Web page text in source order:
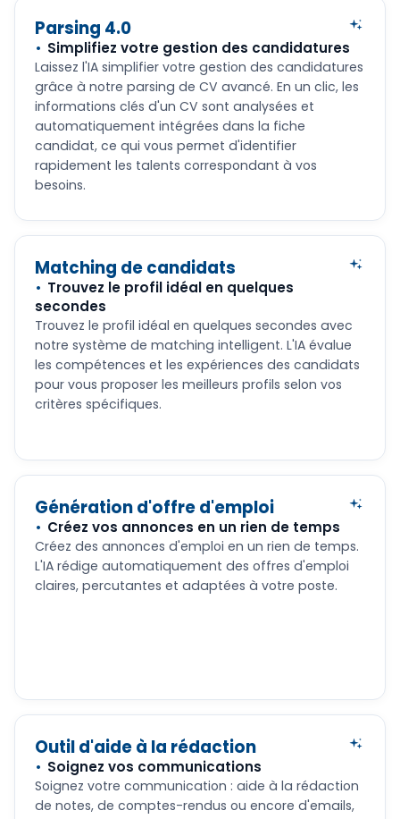
Parsing 4.0
Simplifiez votre gestion des candidatures
Laissez l'IA simplifier votre gestion des candidatures
grâce à notre parsing de CV avancé. En un clic, les
informations clés d'un CV sont analysées et
automatiquement intégrées dans la fiche
candidat, ce qui vous permet d'identifier
rapidement les talents correspondant à vos
besoins.
Matching de candidats
Trouvez le profil idéal en quelques
secondes
Trouvez le profil idéal en quelques secondes avec
notre système de matching intelligent. L'IA évalue
les compétences et les expériences des candidats
pour vous proposer les meilleurs profils selon vos
critères spécifiques.
Génération d'offre d'emploi
Créez vos annonces en un rien de temps
Créez des annonces d'emploi en un rien de temps.
L'IA rédige automatiquement des offres d'emploi
claires, percutantes et adaptées à votre poste.
Outil d'aide à la rédaction
Soignez vos communications
Soignez votre communication : aide à la rédaction
de notes, de comptes-rendus ou encore d'emails,